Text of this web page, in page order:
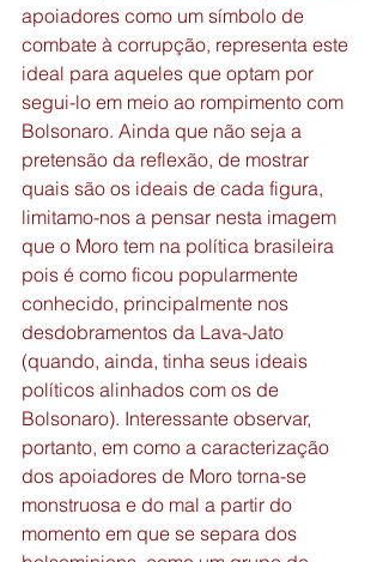
apoiadores como um símbolo de
combate à corrupção, representa este
ideal para aqueles que optam por
segui-lo em meio ao rompimento com
Bolsonaro. Ainda que não seja a
pretensão da reflexão, de mostrar
quais são os ideais de cada figura,
limitamo-nos a pensar nesta imagem
que o Moro tem na política brasileira
pois é como ficou popularmente
conhecido, principalmente nos
desdobramentos da Lava-Jato
(quando, ainda, tinha seus ideais
políticos alinhados com os de
Bolsonaro). Interessante observar,
portanto, em como a caracterização
dos apoiadores de Moro torna-se
monstruosa e do mal a partir do
momento em que se separa dos